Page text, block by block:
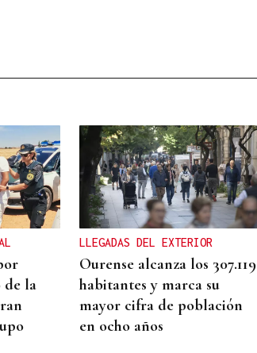
de la
LLEGADAS DEL EXTERIOR
Ourense alcanza los 307.119
habitantes y marca su
mayor cifra de población
en ocho años